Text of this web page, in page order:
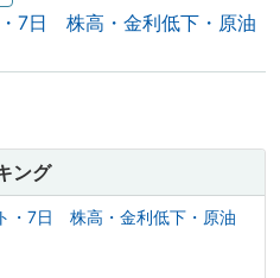
7日 株高・金利低下・原油
ング
・7日 株高・金利低下・原油